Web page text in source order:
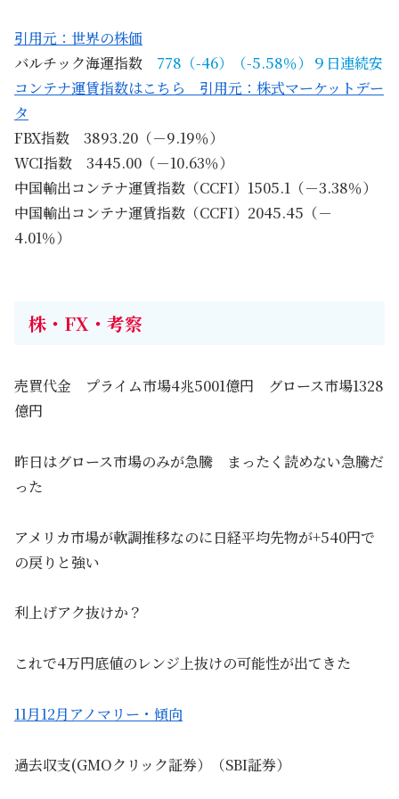
引用元：世界の株価
バルチック海運指数 778（-46）（-5.58％）９日連続安
コンテナ運賃指数はこちら 引用元：株式マーケットデー
タ
FBX指数 3893.20（－9.19％）
WCI指数 3445.00（－10.63％）
中国輸出コンテナ運賃指数（CCFI）1505.1（－3.38％）
中国輸出コンテナ運賃指数（CCFI）2045.45（－
4.01％）
株・FX・考察
売買代金 プライム市場4兆5001億円 グロース市場1328
億円
昨日はグロース市場のみが急騰 まったく読めない急騰だ
った
アメリカ市場が軟調推移なのに日経平均先物が+540円で
の戻りと強い
利上げアク抜けか？
これで4万円底値のレンジ上抜けの可能性が出てきた
11月12月アノマリー・傾向
過去収支(GMOクリック証券）（SBI証券）